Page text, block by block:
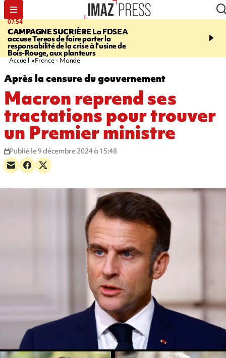
07:54
CAMPAGNE SUCRIÈRELa FDSEA
accuse Tereos de faire porter la
responsabilité de la crise à l'usine de
Bois-Rouge, aux planteurs
09:38
d'un lot de sauté de
Accueil France - Monde
Après la censure du gouvernement
Macron reprend ses
tractations pour trouver
un Premier ministre
Publié le 9 décembre 2024 à 15:48